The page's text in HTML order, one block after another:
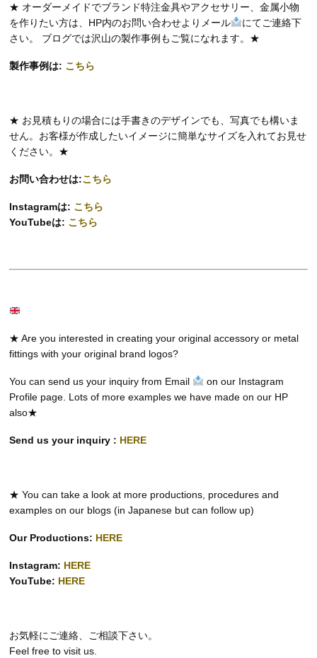
★ オーダーメイドでブランド特注金具やアクセサリー、金属小物
を作りたい方は、HP内のお問い合わせよりメール
にてご連絡下
さい。 ブログでは沢山の製作事例もご覧になれます。★
製作事例は: こちら
★ お見積もりの場合には手書きのデザインでも、写真でも構いま
せん。お客様が作成したいイメージに簡単なサイズを入れてお見せ
ください。★
お問い合わせは:こちら
Instagramは: こちら
YouTubeは: こちら
★ Are you interested in creating your original accessory or metal
fittings with your original brand logos?
You can send us your inquiry from Email
on our Instagram
Profile page. Lots of more examples we have made on our HP
also★
Send us your inquiry : HERE
★ You can take a look at more productions, procedures and
examples on our blogs (in Japanese but can follow up)
Our Productions: HERE
Instagram: HERE
YouTube: HERE
お気軽にご連絡、ご相談下さい。
Feel free to visit us.